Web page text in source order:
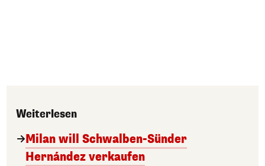
Weiterlesen
Milan will Schwalben-Sünder
Hernández verkaufen